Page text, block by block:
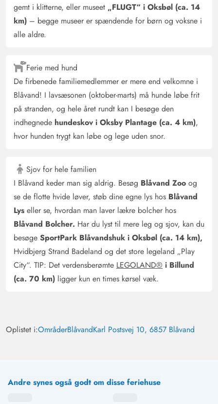
gemt i klitterne, eller museet „FLUGT“ i Oksbøl (ca. 14
km) – begge museer er spændende for børn og voksne i
alle aldre.
Ferie med hund
De firbenede familiemedlemmer er mere end velkomne i
Blåvand! I lavsæsonen (oktober-marts) må hunde løbe frit
på stranden, og hele året rundt kan I besøge den
indhegnede hundeskov i Oksby Plantage (ca. 4 km),
hvor hunden trygt kan løbe og lege uden snor.
Sjov for hele familien
I Blåvand keder man sig aldrig. Besøg Blåvand Zoo og
se de flotte hvide løver, støb dine egne lys hos Blåvand
Lys eller se, hvordan man laver lækre bolcher hos
Blåvand Bolcher. Har du lyst til mere leg og sjov, kan du
besøge SportPark Blåvandshuk i Oksbøl (ca. 14 km),
Hvidbjerg Strand Badeland og det store legeland „Play
City“. TIP: Det verdensberømte LEGOLAND® i Billund
(ca. 70 km) ligger kun en times kørsel væk.
Oplistet i:OmråderBlåvandKarl Postsvej 10, 6857 Blåvand
Andre synes også godt om disse feriehuse